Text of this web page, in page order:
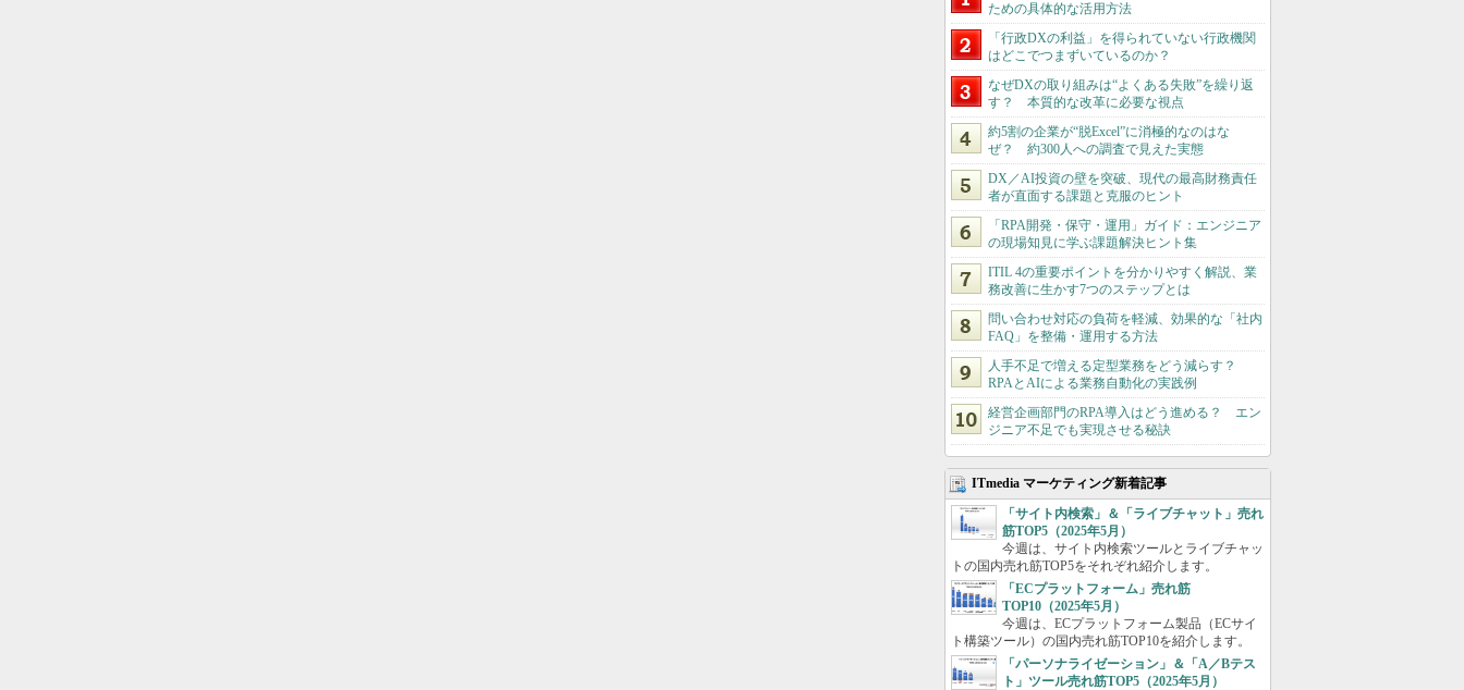
ための具体的な活用方法
「行政DXの利益」を得られていない行政機関
はどこでつまずいているのか？
なぜDXの取り組みは“よくある失敗”を繰り返
す？ 本質的な改革に必要な視点
約5割の企業が“脱Excel”に消極的なのはな
ぜ？ 約300人への調査で見えた実態
DX／AI投資の壁を突破、現代の最高財務責任
者が直面する課題と克服のヒント
「RPA開発・保守・運用」ガイド：エンジニア
の現場知見に学ぶ課題解決ヒント集
ITIL 4の重要ポイントを分かりやすく解説、業
務改善に生かす7つのステップとは
問い合わせ対応の負荷を軽減、効果的な「社内
FAQ」を整備・運用する方法
人手不足で増える定型業務をどう減らす？
RPAとAIによる業務自動化の実践例
経営企画部門のRPA導入はどう進める？ エン
ジニア不足でも実現させる秘訣
ITmedia マーケティング新着記事
「サイト内検索」＆「ライブチャット」売れ
筋TOP5（2025年5月）
今週は、サイト内検索ツールとライブチャッ
トの国内売れ筋TOP5をそれぞれ紹介します。
「ECプラットフォーム」売れ筋
TOP10（2025年5月）
今週は、ECプラットフォーム製品（ECサイ
ト構築ツール）の国内売れ筋TOP10を紹介します。
「パーソナライゼーション」＆「A／Bテス
ト」ツール売れ筋TOP5（2025年5月）